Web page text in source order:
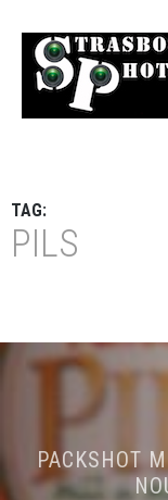
TAG:
PILS
PACKSHOT